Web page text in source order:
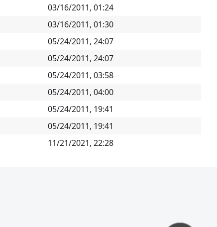
03/16/2011, 01:24
03/16/2011, 01:30
05/24/2011, 24:07
05/24/2011, 24:07
05/24/2011, 03:58
05/24/2011, 04:00
05/24/2011, 19:41
05/24/2011, 19:41
11/21/2021, 22:28